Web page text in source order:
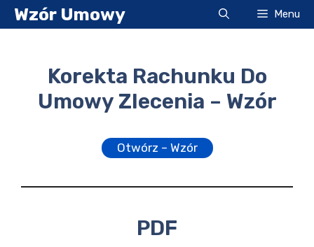
Przejdź
do
Wzór Umowy Menu
Korekta Rachunku Do
Umowy Zlecenia – Wzór
Otwórz – Wzór
PDF